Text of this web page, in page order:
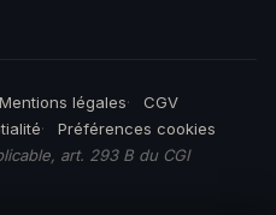
Mentions légales
CGV
Préférences cookies
art. 293 B du CGI